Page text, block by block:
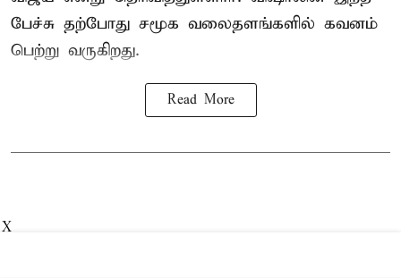
பேச்சு தற்போது சமூக வலைதளங்களில் கவனம்
பெற்று வருகிறது.
Read More
X